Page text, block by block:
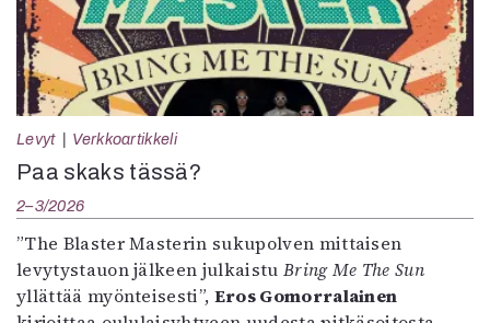
Levyt Verkkoartikkeli
Paa skaks tässä?
2–3/2026
”The Blaster Masterin sukupolven mittaisen
levytystauon jälkeen julkaistu Bring Me The Sun
yllättää myönteisesti”, Eros Gomorralainen